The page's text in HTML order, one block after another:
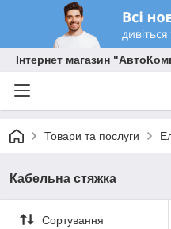
Інтернет магазин
Товари та послуги
Кабельна стяжка
Сортування